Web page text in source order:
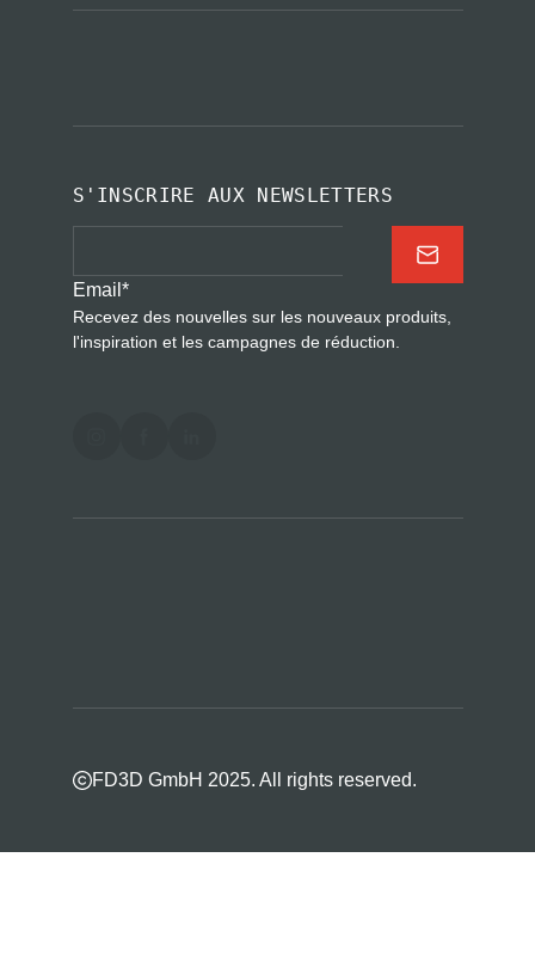
S'INSCRIRE AUX NEWSLETTERS
Email *
Recevez des nouvelles sur les nouveaux produits,
l'inspiration et les campagnes de réduction.
FD3D GmbH 2025. All rights reserved.